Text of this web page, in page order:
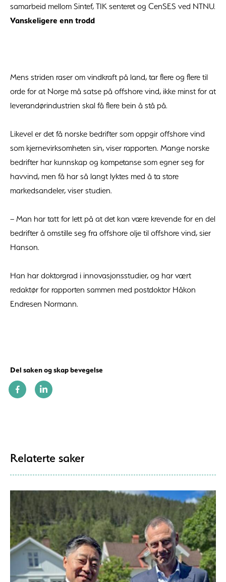
samarbeid mellom Sintef, TIK senteret og CenSES ved NTNU.
Vanskeligere enn trodd
Mens striden raser om vindkraft på land, tar flere og flere til
orde for at Norge må satse på offshore vind, ikke minst for at
leverandørindustrien skal få flere bein å stå på.
Likevel er det få norske bedrifter som oppgir offshore vind
som kjernevirksomheten sin, viser rapporten. Mange norske
bedrifter har kunnskap og kompetanse som egner seg for
havvind, men få har så langt lyktes med å ta store
markedsandeler, viser studien.
– Man har tatt for lett på at det kan være krevende for en del
bedrifter å omstille seg fra offshore olje til offshore vind, sier
Hanson.
Han har doktorgrad i innovasjonsstudier, og har vært
redaktør for rapporten sammen med postdoktor Håkon
Endresen Normann.
Del saken og skap bevegelse
Relaterte saker